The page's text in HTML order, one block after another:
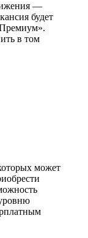
—
будет
в том
может